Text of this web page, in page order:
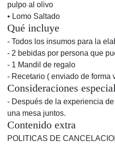
pulpo al olivo
• Lomo Saltado
Qué incluye
- Todos los insumos para la
- 2 bebidas por persona que
- 1 Mandil de regalo
- Recetario ( enviado de forma
Consideraciones
- Después de la experiencia
una mesa juntos.
Contenido extra
POLITICAS DE